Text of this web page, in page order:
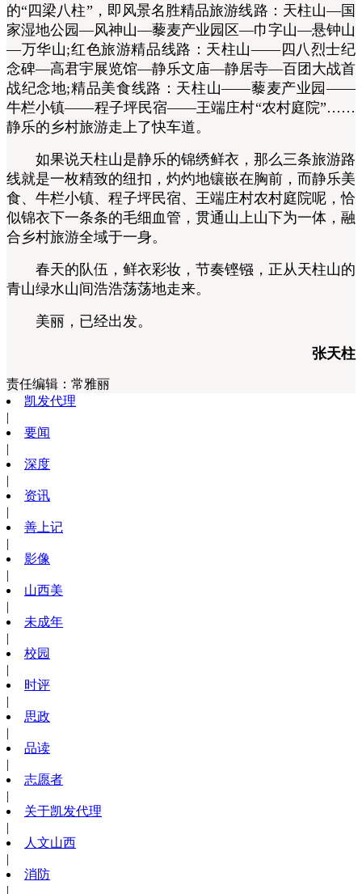
的“四梁八柱”，即风景名胜精品旅游线路：天柱山—国
家湿地公园—风神山—藜麦产业园区—巾字山—悬钟山
—万华山;红色旅游精品线路：天柱山——四八烈士纪
念碑—高君宇展览馆—静乐文庙—静居寺—百团大战首
战纪念地;精品美食线路：天柱山——藜麦产业园——
牛栏小镇——程子坪民宿——王端庄村“农村庭院”……
静乐的乡村旅游走上了快车道。
如果说天柱山是静乐的锦绣鲜衣，那么三条旅游路
线就是一枚精致的纽扣，灼灼地镶嵌在胸前，而静乐美
食、牛栏小镇、程子坪民宿、王端庄村农村庭院呢，恰
似锦衣下一条条的毛细血管，贯通山上山下为一体，融
合乡村旅游全域于一身。
春天的队伍，鲜衣彩妆，节奏铿镪，正从天柱山的
青山绿水山间浩浩荡荡地走来。
美丽，已经出发。
张天柱
责任编辑： 常雅丽
凯发代理
|
要闻
|
深度
|
资讯
|
善上记
|
影像
|
山西美
|
未成年
|
校园
|
时评
|
思政
|
品读
|
志愿者
|
关于凯发代理
|
人文山西
|
消防
|